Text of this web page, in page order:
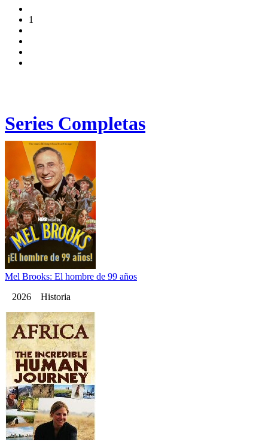
1
Series Completas
Mel Brooks: El hombre de 99 años
2026 Historia